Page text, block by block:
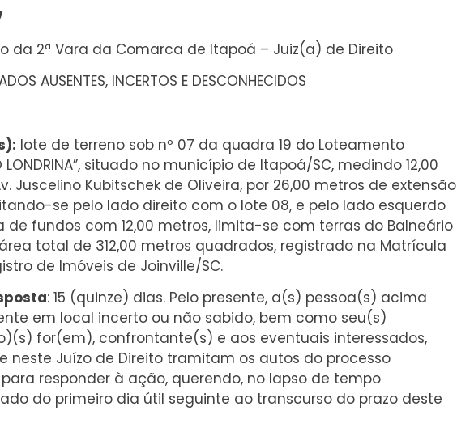
da 2ª Vara da Comarca de Itapoá – Juiz(a) de Direito
AUSENTES, INCERTOS E DESCONHECIDOS
lote de terreno sob nº 07 da quadra 19 do Loteamento
LONDRINA”, situado no município de Itapoá/SC, medindo 12,00
Juscelino Kubitschek de Oliveira, por 26,00 metros de extensão
se pelo lado direito com o lote 08, e pelo lado esquerdo
de fundos com 12,00 metros, limita-se com terras do Balneário
total de 312,00 metros quadrados, registrado na Matrícula
de Imóveis de Joinville/SC.
: 15 (quinze) dias. Pelo presente, a(s) pessoa(s) acima
em local incerto ou não sabido, bem como seu(s)
for(em), confrontante(s) e aos eventuais interessados,
neste Juízo de Direito tramitam os autos do processo
responder à ação, querendo, no lapso de tempo
do primeiro dia útil seguinte ao transcurso do prazo deste